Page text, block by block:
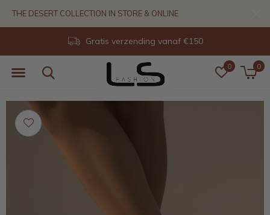
0 0
Gratis verzending vanaf €150
THE DESERT COLLECTION IN STORE & ONLINE